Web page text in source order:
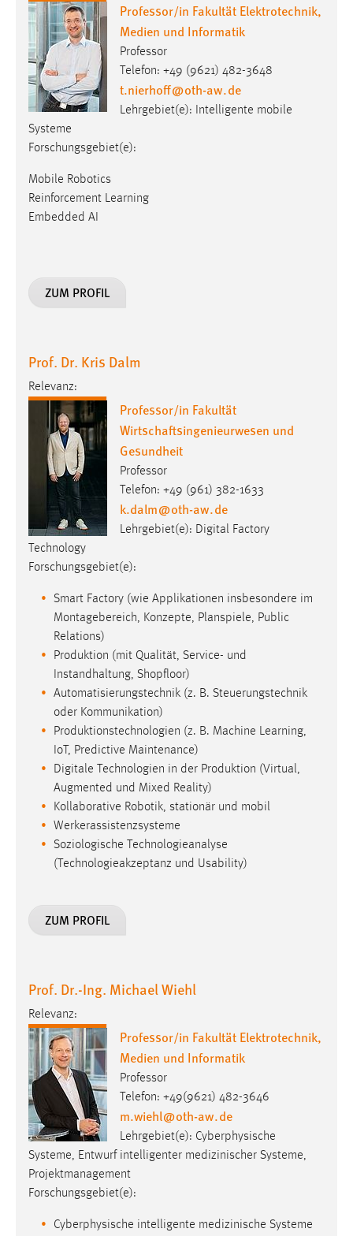
Professor/in Fakultät Elektrotechnik,
Medien und Informatik
Professor
Telefon: +49 (9621) 482-3648
t.nierhoff@oth-aw.de
Lehrgebiet(e): Intelligente mobile
Systeme
Forschungsgebiet(e):
Mobile Robotics
Reinforcement Learning
Embedded AI
ZUM PROFIL
Prof. Dr. Kris Dalm
Relevanz:
Professor/in Fakultät
Wirtschaftsingenieurwesen und
Gesundheit
Professor
Telefon: +49 (961) 382-1633
k.dalm@oth-aw.de
Lehrgebiet(e): Digital Factory
Technology
Forschungsgebiet(e):
Smart Factory (wie Applikationen insbesondere im
Montagebereich, Konzepte, Planspiele, Public
Relations)
Produktion (mit Qualität, Service- und
Instandhaltung, Shopfloor)
Automatisierungstechnik (z. B. Steuerungstechnik
oder Kommunikation)
Produktionstechnologien (z. B. Machine Learning,
IoT, Predictive Maintenance)
Digitale Technologien in der Produktion (Virtual,
Augmented und Mixed Reality)
Kollaborative Robotik, stationär und mobil
Werkerassistenzsysteme
Soziologische Technologieanalyse
(Technologieakzeptanz und Usability)
ZUM PROFIL
Prof. Dr.-Ing. Michael Wiehl
Relevanz:
Professor/in Fakultät Elektrotechnik,
Medien und Informatik
Professor
Telefon: +49(9621) 482-3646
m.wiehl@oth-aw.de
Lehrgebiet(e): Cyberphysische
Systeme, Entwurf intelligenter medizinischer Systeme,
Projektmanagement
Forschungsgebiet(e):
Cyberphysische intelligente medizinische Systeme